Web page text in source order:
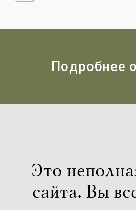
Подробнее
Это
сайта. Вы